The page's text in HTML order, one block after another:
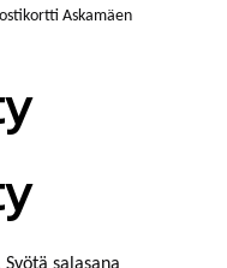
Askamäen